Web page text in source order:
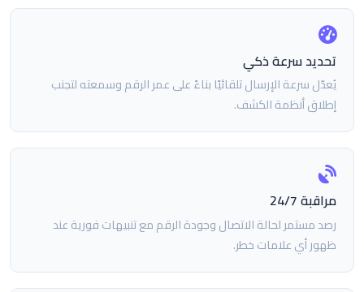
تحديد سرعة ذكي
يُعدّل سرعة الإرسال تلقائيًا بناءً على عمر الرقم وسمعته لتجنب
إطلاق أنظمة الكشف.
مراقبة 24/7
رصد مستمر لحالة الاتصال وجودة الرقم مع تنبيهات فورية عند
ظهور أي علامات خطر.